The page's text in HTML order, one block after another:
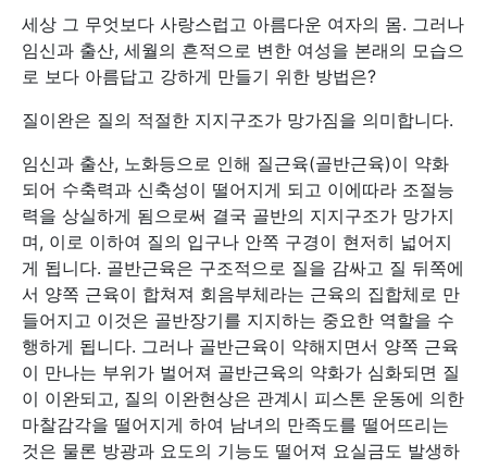
세상 그 무엇보다 사랑스럽고 아름다운 여자의 몸. 그러나
임신과 출산, 세월의 흔적으로 변한 여성을 본래의 모습으
로 보다 아름답고 강하게 만들기 위한 방법은?
질이완은 질의 적절한 지지구조가 망가짐을 의미합니다.
임신과 출산, 노화등으로 인해 질근육(골반근육)이 약화
되어 수축력과 신축성이 떨어지게 되고 이에따라 조절능
력을 상실하게 됨으로써 결국 골반의 지지구조가 망가지
며, 이로 이하여 질의 입구나 안쪽 구경이 현저히 넓어지
게 됩니다. 골반근육은 구조적으로 질을 감싸고 질 뒤쪽에
서 양쪽 근육이 합쳐져 회음부체라는 근육의 집합체로 만
들어지고 이것은 골반장기를 지지하는 중요한 역할을 수
행하게 됩니다. 그러나 골반근육이 약해지면서 양쪽 근육
이 만나는 부위가 벌어져 골반근육의 약화가 심화되면 질
이 이완되고, 질의 이완현상은 관계시 피스톤 운동에 의한
마찰감각을 떨어지게 하여 남녀의 만족도를 떨어뜨리는
것은 물론 방광과 요도의 기능도 떨어져 요실금도 발생하